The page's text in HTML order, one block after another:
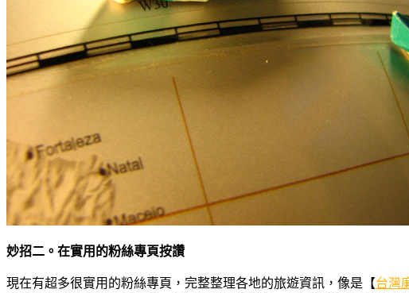
妙招二。在實用的粉絲專頁按讚
現在有超多很實用的粉絲專頁，完整整理各地的旅遊資訊，像是【台灣